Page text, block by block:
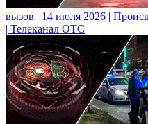
вызов | 14 июля 2026 |
| Телеканал ОТС